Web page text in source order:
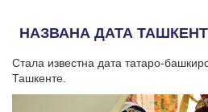
НАЗВАНА ДАТА
Стала известна дата татаро-
Ташкенте.